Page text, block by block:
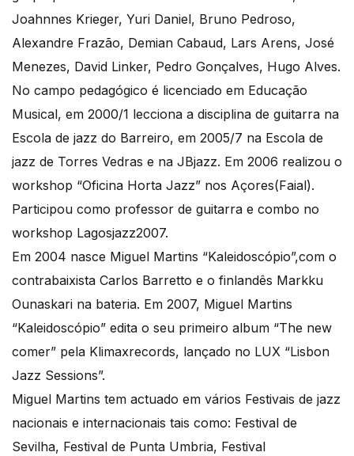
Joahnnes Krieger, Yuri Daniel, Bruno Pedroso,
Alexandre Frazão, Demian Cabaud, Lars Arens, José
Menezes, David Linker, Pedro Gonçalves, Hugo Alves.
No campo pedagógico é licenciado em Educação
Musical, em 2000/1 lecciona a disciplina de guitarra na
Escola de jazz do Barreiro, em 2005/7 na Escola de
jazz de Torres Vedras e na JBjazz. Em 2006 realizou o
workshop “Oficina Horta Jazz” nos Açores(Faial).
Participou como professor de guitarra e combo no
workshop Lagosjazz2007.
Em 2004 nasce Miguel Martins “Kaleidoscópio”,com o
contrabaixista Carlos Barretto e o finlandês Markku
Ounaskari na bateria. Em 2007, Miguel Martins
“Kaleidoscópio” edita o seu primeiro album “The new
comer” pela Klimaxrecords, lançado no LUX “Lisbon
Jazz Sessions”.
Miguel Martins tem actuado em vários Festivais de jazz
nacionais e internacionais tais como: Festival de
Sevilha, Festival de Punta Umbria, Festival